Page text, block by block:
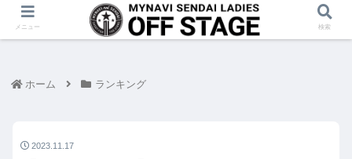
ホーム ランキング
2023.11.17
メニュー 検索